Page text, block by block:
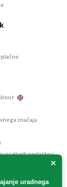
×
uradnega
značaja
osebnih podatkov